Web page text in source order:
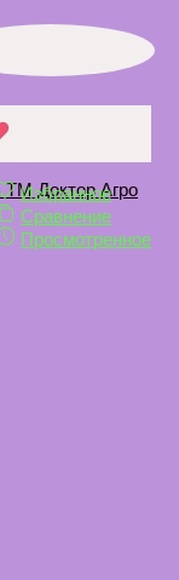
ТМ Доктор Агро
Избранное
Сравнение
Просмотренное
F1 5 шт